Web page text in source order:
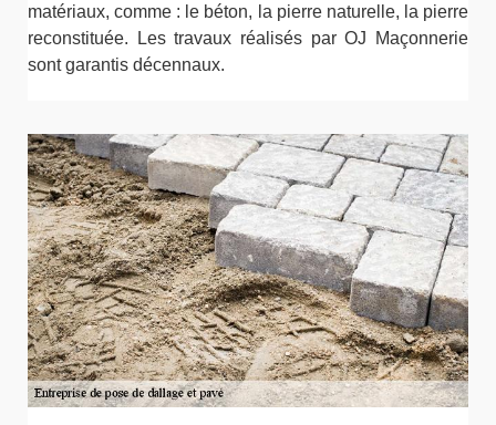
matériaux, comme : le béton, la pierre naturelle, la pierre
reconstituée. Les travaux réalisés par OJ Maçonnerie
sont garantis décennaux.